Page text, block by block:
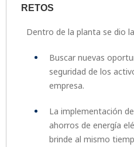
RETOS
Dentro de la planta se dio
Buscar nuevas
seguridad de los
empresa.
La implementación
ahorros de energía
brinde al mismo